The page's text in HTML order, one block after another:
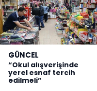
GÜNCEL
“Okul alışverişinde
yerel esnaf tercih
edilmeli”